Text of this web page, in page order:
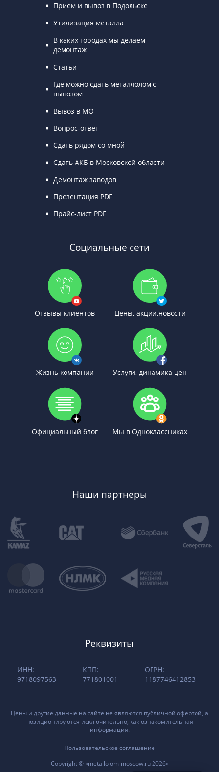
Прием и вывоз в Подольске
Утилизация металла
В каких городах мы делаем
демонтаж
Статьи
Где можно сдать металлолом с
вывозом
Вывоз в МО
Вопрос-ответ
Сдать рядом со мной
Сдать АКБ в Московской области
Демонтаж заводов
Презентация PDF
Прайс-лист PDF
Социальные сети
Отзывы клиентов Цены, акции,новости
Жизнь компании Услуги, динамика цен
Официальный блог Мы в Одноклассниках
Наши партнеры
Реквизиты
ИНН:
9718097563
КПП:
771801001
ОГРН:
1187746412853
Цены и другие данные на сайте не являются публичной офертой, а
позиционируются исключительно, как ознакомительная
информация.
Пользовательское соглашение
Copyright © «metallolom-moscow.ru 2026»